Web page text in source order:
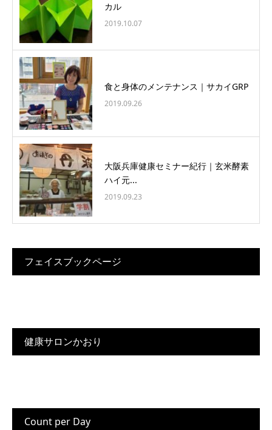
カル
2019.10.07
食と身体のメンテナンス｜サカイGRP
2019.09.26
大阪兵庫健康セミナー紀行｜玄米酵素
ハイ元...
2019.09.23
フェイスブックページ
健康サロンかおり
Count per Day